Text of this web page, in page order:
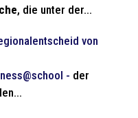
, die unter der...
von
- der